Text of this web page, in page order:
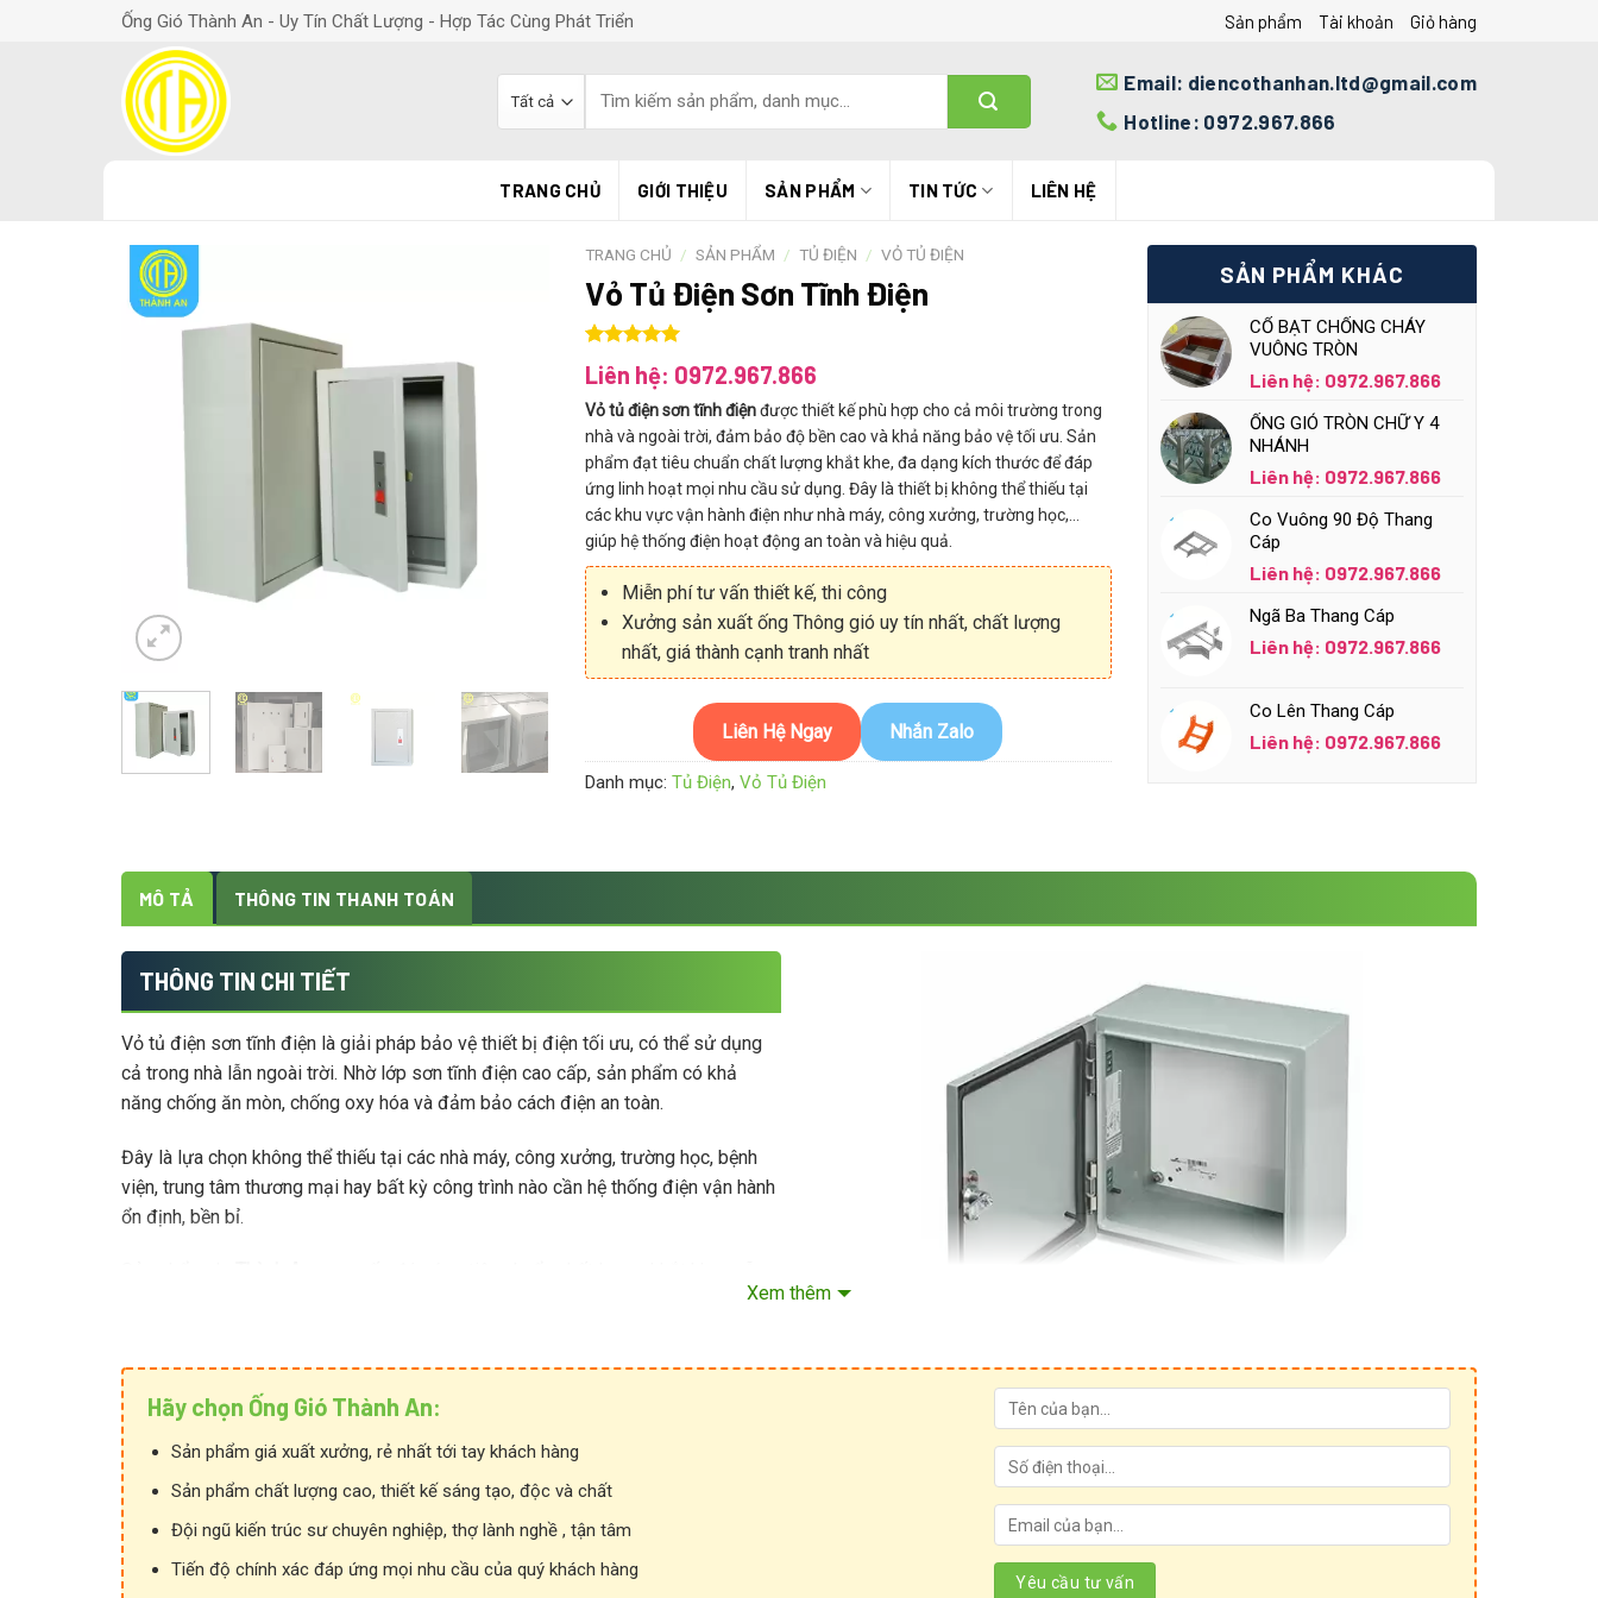
Ống Gió Thành An - Uy Tín Chất Lượng - Hợp Tác Cùng Phát Triển Sản phẩm Tài khoản Giỏ hàng
kiếm:
Email: diencothanhan.ltd@gmail.com
Hotline: 0972.967.866
TRANG CHỦ GIỚI THIỆU SẢN PHẨM TIN TỨC LIÊN HỆ
TRANG CHỦ / SẢN PHẨM / TỦ ĐIỆN / VỎ TỦ ĐIỆN
Vỏ Tủ Điện Sơn Tĩnh Điện
5.00
dựa trên
đánh giá
Liên hệ: 0972.967.866
Vỏ tủ điện sơn tĩnh điệnđược thiết kế phù hợp cho cả môi trường trong
nhà và ngoài trời, đảm bảo độ bền cao và khả năng bảo vệ tối ưu. Sản
phẩm đạt tiêu chuẩn chất lượng khắt khe, đa dạng kích thước để đáp
ứng linh hoạt mọi nhu cầu sử dụng. Đây là thiết bị không thể thiếu tại
các khu vực vận hành điện như nhà máy, công xưởng, trường học,…
giúp hệ thống điện hoạt động an toàn và hiệu quả.
Miễn phí tư vấn thiết kế, thi công
Xưởng sản xuất ống Thông gió uy tín nhất, chất lượng
nhất, giá thành cạnh tranh nhất
Liên Hệ Ngay Nhắn Zalo
Danh mục: Tủ Điện, Vỏ Tủ Điện
SẢN PHẨM KHÁC
CỔ BẠT CHỐNG CHÁY
VUÔNG TRÒN
Liên hệ: 0972.967.866
ỐNG GIÓ TRÒN CHỮ Y 4
NHÁNH
Liên hệ: 0972.967.866
Co Vuông 90 Độ Thang
Cáp
Liên hệ: 0972.967.866
Ngã Ba Thang Cáp
Liên hệ: 0972.967.866
Co Lên Thang Cáp
Liên hệ: 0972.967.866
MÔ TẢ THÔNG TIN THANH TOÁN
THÔNG TIN CHI TIẾT
Vỏ tủ điện sơn tĩnh điện là giải pháp bảo vệ thiết bị điện tối ưu, có thể sử dụng
cả trong nhà lẫn ngoài trời. Nhờ lớp sơn tĩnh điện cao cấp, sản phẩm có khả
năng chống ăn mòn, chống oxy hóa và đảm bảo cách điện an toàn.
Đây là lựa chọn không thể thiếu tại các nhà máy, công xưởng, trường học, bệnh
viện, trung tâm thương mại hay bất kỳ công trình nào cần hệ thống điện vận hành
ổn định, bền bỉ.
CẤU TẠO VỎ TỦ ĐIỆN SƠN TĨNH ĐIỆN
Vật liệu:
Thép hoặc tôn cao cấp.
Chiều cao tiêu chuẩn: 200 ÷ 2300 mm.
Xem thêm
Hãy chọn Ống Gió Thành An:
Sản phẩm giá xuất xưởng, rẻ nhất tới tay khách hàng
Sản phẩm chất lượng cao, thiết kế sáng tạo, độc và chất
Đội ngũ kiến trúc sư chuyên nghiệp, thợ lành nghề , tận tâm
Tiến độ chính xác đáp ứng mọi nhu cầu của quý khách hàng